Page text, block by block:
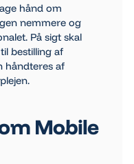
hånd om
nemmere og
På sigt skal
bestilling af
håndteres af
Mobile